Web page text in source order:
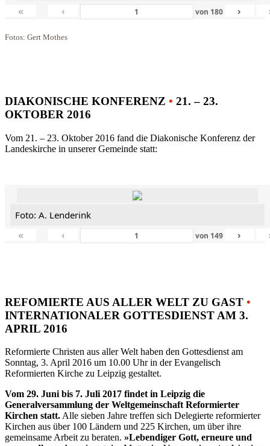
« ‹ von 180 ›
Fotos: Gert Mothes
DIAKONISCHE KONFERENZ • 21. – 23.
OKTOBER 2016
Vom 21. – 23. Oktober 2016 fand die Diakonische Konferenz der
Landeskirche in unserer Gemeinde statt:
Foto: A. Lenderink
«
‹ von 149 ›
REFOMIERTE AUS ALLER WELT ZU GAST •
INTERNATIONALER GOTTESDIENST AM 3.
APRIL 2016
Reformierte Christen aus aller Welt haben den Gottesdienst am
Sonntag, 3. April 2016 um 10.00 Uhr in der Evangelisch
Reformierten Kirche zu Leipzig gestaltet.
Vom 29. Juni bis 7. Juli 2017 findet in Leipzig die
Generalversammlung der Weltgemeinschaft Reformierter
Kirchen statt.Alle sieben Jahre treffen sich Delegierte reformierter
Kirchen aus über 100 Ländern und 225 Kirchen, um über ihre
gemeinsame Arbeit zu beraten. »Lebendiger Gott, erneure und